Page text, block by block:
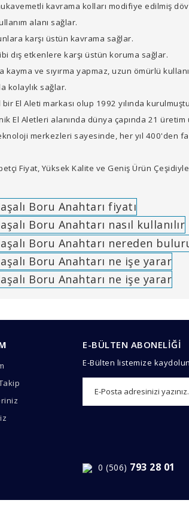
kavrama kolları modifiye edilmiş
alanı sağlar.
karşı üstün kavrama sağlar.
dış etkenlere karşı üstün koruma sağlar.
ve sıyırma yapmaz, uzun ömürlü
kolaylık sağlar.
El Aleti markası olup 1992 yılında
El Aletleri alanında dünya çapında 21
merkezleri sayesinde, her yıl
Fiyat, Yüksek Kalite ve Geniş Ürün
Yorum Yaz
Gönder
E-BÜLTEN ABONELİĞİ
E-Bülten listemize
0 (506) 793 28 01